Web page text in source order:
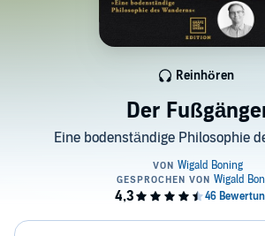
Der
Eine bodenständige Philosophie
Reinhören